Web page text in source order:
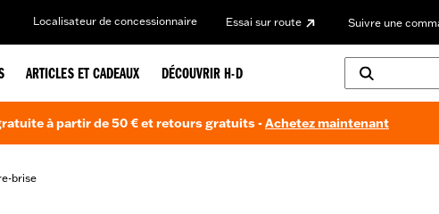
Localisateur de concessionnaire Essai sur route Suivre une
ARTICLES ET CADEAUX DÉCOUVRIR H-D
à partir de 50 € et retours gratuits -Achetez maintenant
brise